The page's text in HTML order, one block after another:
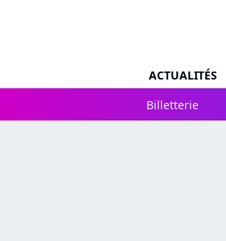
ACTUALITÉS
Billetterie